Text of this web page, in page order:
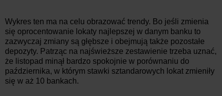
Wykres ten ma na celu obrazować trendy. Bo jeśli zmienia
się oprocentowanie lokaty najlepszej w danym banku to
zazwyczaj zmiany są głębsze i obejmują także pozostałe
depozyty. Patrząc na najświeższe zestawienie trzeba uznać,
że listopad minął bardzo spokojnie w porównaniu do
października, w którym stawki sztandarowych lokat zmieniły
się w aż 10 bankach.